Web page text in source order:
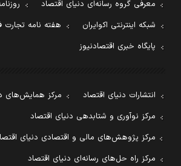
معرفی گروه رسانه‌ای دنیای اقتصاد
شبکه اینترنتی اکوایران
هفته نامه تجارت
پایگاه خبری اقتصادنیوز
انتشارات دنیای اقتصاد
مرکز همایش‌های
مرکز نوآوری و شتابدهی دنیای اقتصاد
مرکز پژوهش‌های مالی و اقتصادی دنیای
مرکز راه حل‌های رسانه‌ای دنیای اقتصاد